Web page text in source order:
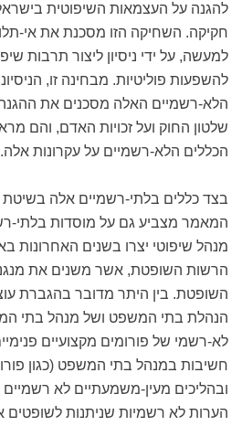
להגנה על העצמאות השיפוטית
חקיקה. השחיקה הזו מסכנת את אי-
למעשה, על ידי ניסיון ליצור תרבות
להשפעות פוליטיות. מבחינה זו,
הלא-רשמיים האלה מסכנים את
שלטון החוק ועל זכויות האדם, והם
הכללים הלא-רשמיים על עקרונות אלה.
בצד כללים בלתי-רשמיים אלה
המאמר מצביע גם על מוסדות בלתי-
מנהל שיפוטי יצרו בשנים האחרונות
הרשות השופטת, אשר משנים את
השופטת. בין היתר מדובר בהגברת
הנהלת בתי המשפט ושל מנהל בתי
לא-רשמי של פורומים מקצועיים
חשיבות במנהל בתי המשפט (כגון
ובהליכים מעין-משמעתיים לא
הערות לא רשמיות שניתנות לשופטים